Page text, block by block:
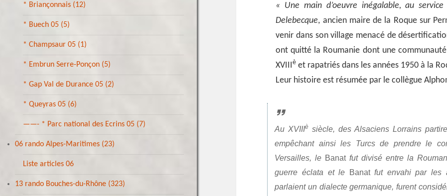
* Briançonnais (12)
* Buech 05 (5)
* Champsaur 05 (1)
* Embrun Serre-Ponçon (5)
* Gap Val de Durance 05 (2)
* Queyras 05 (6)
——- * Parc national des Ecrins 05 (7)
06 rando Alpes-Maritimes (23)
Liste articles 06
13 rando Bouches-du-Rhône (323)
« Une main d’oeuvre inégalable, au
Delebecque, ancien maire de la Roque sur
venir dans son village menacé de
ont quitté la Roumanie dont une
XVIIIè et rapatriés dans les années 1950 à la
Leur histoire est résumée par le collègue
Au XVIIIè siècle, des Alsaciens Lorrains
empêchant ainsi les Turcs de prendre le
Versailles, le Banatfut divisé entre la
guerre éclata et le Banatfut envahi par les
parlaient un dialecte germanique, furent